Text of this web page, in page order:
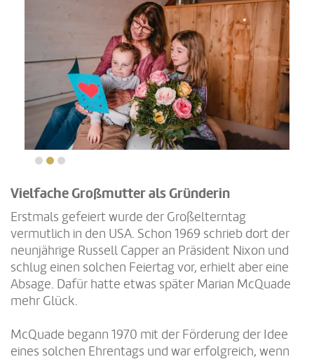
Vielfache Großmutter als Gründerin
Erstmals gefeiert wurde der Großelterntag
vermutlich in den USA. Schon 1969 schrieb dort der
neunjährige Russell Capper an Präsident Nixon und
schlug einen solchen Feiertag vor, erhielt aber eine
Absage. Dafür hatte etwas später Marian McQuade
mehr Glück.
McQuade begann 1970 mit der Förderung der Idee
eines solchen Ehrentags und war erfolgreich, wenn